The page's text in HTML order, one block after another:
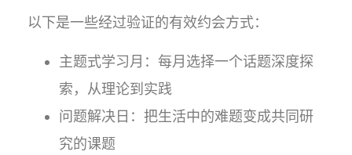
以下是一些经过验证的有效约会方式：
主题式学习月：每月选择一个话题深度探
索，从理论到实践
问题解决日：把生活中的难题变成共同研
究的课题